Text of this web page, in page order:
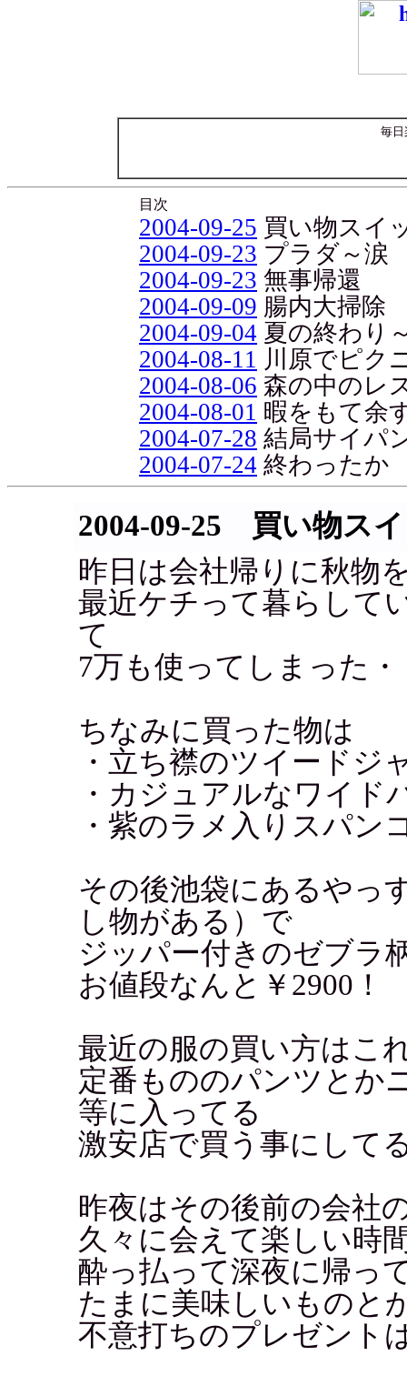
毎日
目次
2004-09-25 買い物スイ
2004-09-23 プラダ～涙
2004-09-23 無事帰還
2004-09-09 腸内大掃除
2004-09-04 夏の終わり
2004-08-11 川原でピク
2004-08-06 森の中のレ
2004-08-01 暇をもて余
2004-07-28 結局サイパ
2004-07-24 終わったか
2004-09-25 買い物ス
昨日は会社帰りに秋物
最近ケチって暮らして
て
7万も使ってしまった・
ちなみに買った物は
・立ち襟のツイードジ
・カジュアルなワイド
・紫のラメ入りスパン
その後池袋にあるやっ
し物がある）で
ジッパー付きのゼブラ
お値段なんと￥2900！
最近の服の買い方はこ
定番もののパンツとか
等に入ってる
激安店で買う事にして
昨夜はその後前の会社
久々に会えて楽しい時
酔っ払って深夜に帰っ
たまに美味しいものと
不意打ちのプレゼント